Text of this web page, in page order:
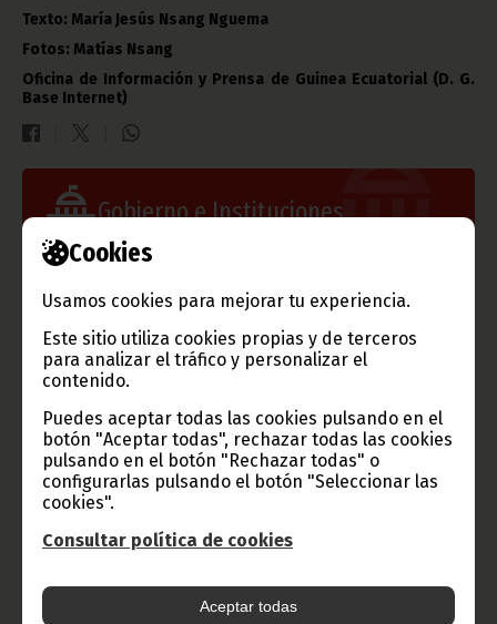
Cookies
Usamos cookies para mejorar tu experiencia.
Este sitio utiliza cookies propias y de terceros
para analizar el tráfico y personalizar el
contenido.
Puedes aceptar todas las cookies pulsando en el
botón "Aceptar todas", rechazar todas las cookies
pulsando en el botón "Rechazar todas" o
configurarlas pulsando el botón "Seleccionar las
cookies".
Consultar política de cookies
Aceptar todas
Texto: María Jesús Nsang Nguema
Fotos: Matías Nsang
Oficina de Información y Prensa de Guinea Ecuatorial (D. G.
Base Internet)
Gobierno e Instituciones
Información de Guinea Ecuatorial
TVGE
Radio Nacional de Guinea
Haz click aquí para escuchar ahora